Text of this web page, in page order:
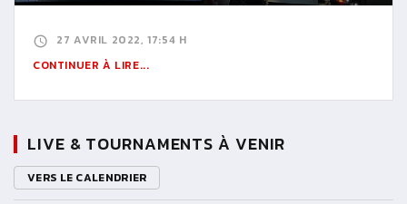
27 AVRIL 2022, 17:54 H
CONTINUER À LIRE...
LIVE & TOURNAMENTS À VENIR
VERS LE CALENDRIER